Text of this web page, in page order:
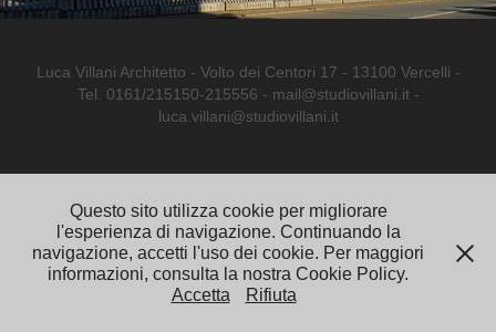
Luca Villani Architetto - Volto dei Centori 17 - 13100 Vercelli -
Tel. 0161/215150-215556 - mail@studiovillani.it -
luca.villani@studiovillani.it
Questo sito utilizza cookie per migliorare
l'esperienza di navigazione. Continuando la
navigazione, accetti l'uso dei cookie. Per maggiori
informazioni, consulta la nostra Cookie Policy.
Accetta
Rifiuta